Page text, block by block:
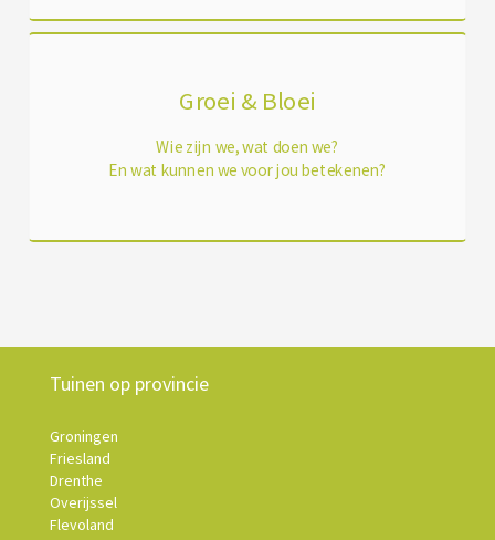
Groei & Bloei
Wie zijn we, wat doen we?
En wat kunnen we voor jou betekenen?
Tuinen op provincie
Groningen
Friesland
Drenthe
Overijssel
Flevoland